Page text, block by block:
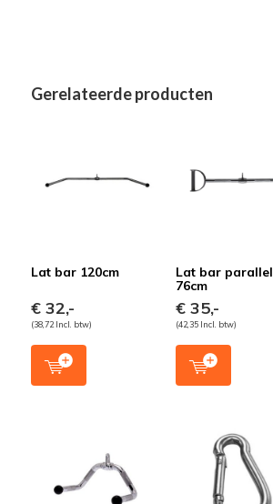
Gerelateerde producten
Lat bar 120cm
€ 32,-
(38,72 Incl. btw)
Lat bar parallel
76cm
€ 35,-
(42,35 Incl. btw)